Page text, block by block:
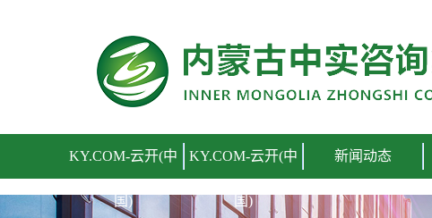
KY.COM-云开(中
国)
KY.COM-云开(中
国)
新闻动态